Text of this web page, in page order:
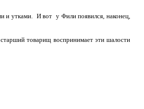
и утками. И вот у Фили появился, наконец,
товарищ воспринимает эти шалости